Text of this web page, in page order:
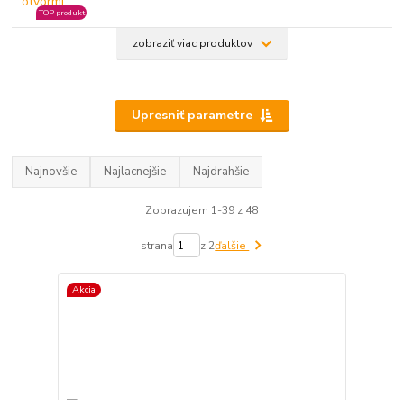
TOP produkt
zobraziť viac produktov
Upresniť parametre
Najnovšie Najlacnejšie Najdrahšie
Zobrazujem 1-39 z 48
strana z 2ďalšie
Akcia